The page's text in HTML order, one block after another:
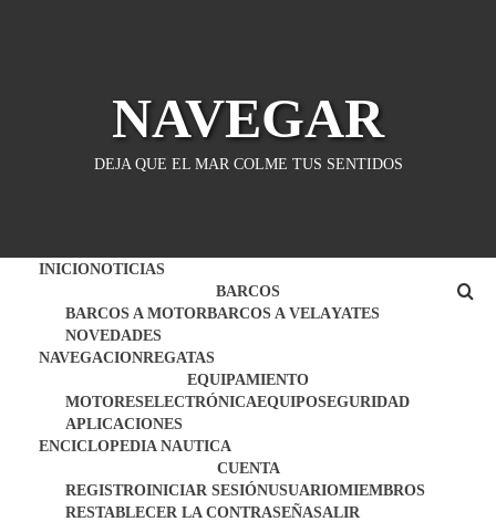
NAVEGAR
DEJA QUE EL MAR COLME TUS SENTIDOS
INICIONOTICIAS
BARCOS
BARCOS A MOTORBARCOS A VELAYATES
NOVEDADES
NAVEGACIONREGATAS
EQUIPAMIENTO
MOTORESELECTRÓNICAEQUIPOSEGURIDAD
APLICACIONES
ENCICLOPEDIA NAUTICA
CUENTA
REGISTROINICIAR SESIÓNUSUARIOMIEMBROS
RESTABLECER LA CONTRASEÑASALIR